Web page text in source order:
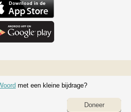
met een kleine bijdrage?
Doneer